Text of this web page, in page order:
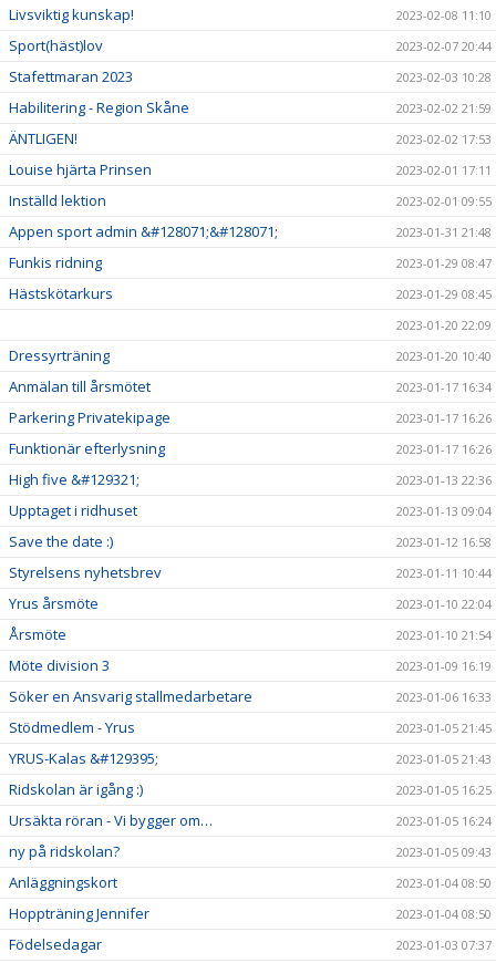
Livsviktig kunskap! 2023-02-08 11:10
Sport(häst)lov 2023-02-07 20:44
Stafettmaran 2023 2023-02-03 10:28
Habilitering - Region Skåne 2023-02-02 21:59
ÄNTLIGEN! 2023-02-02 17:53
Louise hjärta Prinsen 2023-02-01 17:11
Inställd lektion 2023-02-01 09:55
Appen sport admin &#128071;&#128071; 2023-01-31 21:48
Funkis ridning 2023-01-29 08:47
Hästskötarkurs
2023-01-29 08:45
2023-01-20 22:09
Dressyrträning 2023-01-20 10:40
Anmälan till årsmötet 2023-01-17 16:34
Parkering Privatekipage 2023-01-17 16:26
Funktionär efterlysning 2023-01-17 16:26
High five &#129321; 2023-01-13 22:36
Upptaget i ridhuset 2023-01-13 09:04
Save the date :) 2023-01-12 16:58
Styrelsens nyhetsbrev 2023-01-11 10:44
Yrus årsmöte 2023-01-10 22:04
Årsmöte 2023-01-10 21:54
Möte division 3 2023-01-09 16:19
Söker en Ansvarig stallmedarbetare 2023-01-06 16:33
Stödmedlem - Yrus 2023-01-05 21:45
YRUS-Kalas &#129395; 2023-01-05 21:43
Ridskolan är igång :) 2023-01-05 16:25
Ursäkta röran - Vi bygger om… 2023-01-05 16:24
ny på ridskolan? 2023-01-05 09:43
Anläggningskort 2023-01-04 08:50
Hoppträning Jennifer 2023-01-04 08:50
Födelsedagar 2023-01-03 07:37